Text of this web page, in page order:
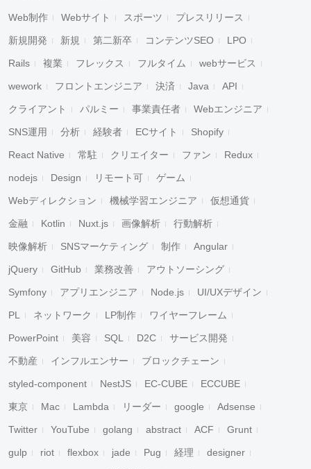
Web制作 Webサイト スポーツ プレスリリース
新規開発 新規 第二新卒 コンテンツSEO LPO
Rails 複業 フレックス フルタイム webサービス
wework フロントエンジニア 決済 Java API
クライアント パルミー 事業責任者 Webエンジニア
SNS運用 分析 経験者 ECサイト Shopify
React Native 常駐 クリエイター ファン Redux
nodejs Design リモート可 ゲーム
Webディレクション 機械学習エンジニア 仮想通貨
金融 Kotlin Nuxt.js 画像解析 行動解析
映像解析 SNSマーケティング 制作 Angular
jQuery GitHub 業務改善 アウトソーシング
Symfony アプリエンジニア Node.js UI/UXデザイン
PL ネットワーク LP制作 ワイヤーフレーム
PowerPoint 美容 SQL D2C サービス開発
不動産 インフルエンサー ブロックチェーン
styled-component NestJS EC-CUBE ECCUBE
東京 Mac Lambda リーダー google Adsense
Twitter YouTube golang abstract ACF Grunt
gulp riot flexbox jade Pug 経理 designer